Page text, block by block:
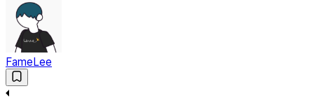
FameLee